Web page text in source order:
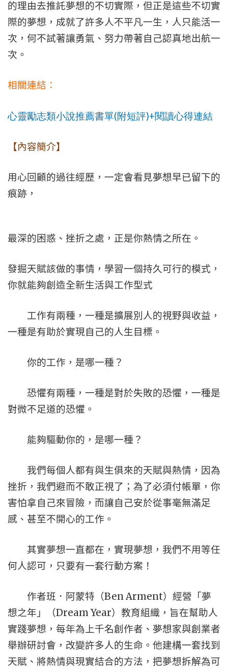
的理由去推託夢想的不切實際，但正是這些不切實
際的夢想，成就了許多人不平凡一生，人只能活一
次，何不試著讓勇氣、努力帶著自己認真地出航一
次。
相關連結：
心靈勵志類小說推薦書單(附短評)+閱讀心得連結
【內容簡介】
用心回顧的過往經歷，一定會看見夢想早已留下的
痕跡，
最深的困惑、挫折之處，正是你熱情之所在。
發掘天賦該做的事情，學習一個持久可行的模式，
你就能夠創造全新生活與工作型式
工作有兩種，一種是擴展別人的視野與收益，
一種是有助於實現自己的人生目標。
你的工作，是哪一種？
恐懼有兩種，一種是對於失敗的恐懼，一種是
對微不足道的恐懼。
能夠驅動你的，是哪一種？
我們每個人都有與生俱來的天賦與熱情，因為
挫折，我們避而不敢正視了；為了必須付帳單，你
害怕拿自己來冒險，而讓自己安於從事毫無滿足
感、甚至不開心的工作。
其實夢想一直都在，實現夢想，我們不用等任
何人認可，只要有一套行動方案！
作者班．阿蒙特（Ben Arment）經營「夢
想之年」（Dream Year）教育組織，旨在幫助人
實踐夢想，每年為上千名創作者、夢想家與創業者
舉辦研討會，改變許多人的生命。他建構一套找到
天賦、將熱情與現實結合的方法，把夢想拆解為可